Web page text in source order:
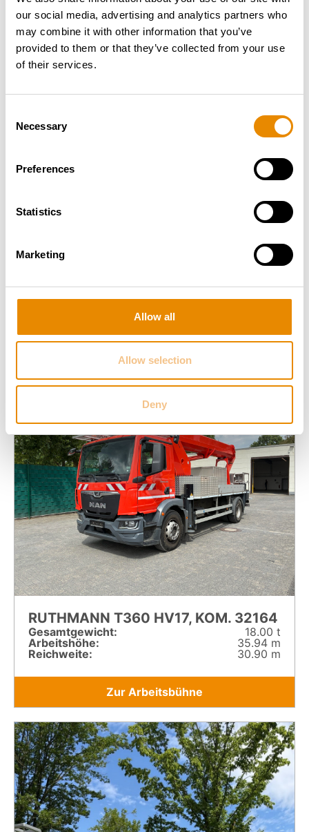
our social media, advertising and analytics partners who
may combine it with other information that you’ve
provided to them or that they’ve collected from your use
of their services.
Selection
Necessary
Preferences
Statistics
Marketing
Allow all
Allow selection
Deny
ÄHNLICHE PRODUKTE
RUTHMANN T360 HV17, KOM. 32164
Gesamt­gewicht:
18.00 t
Arbeitshöhe:
35.94 m
Reichweite:
30.90 m
Zur Arbeitsbühne